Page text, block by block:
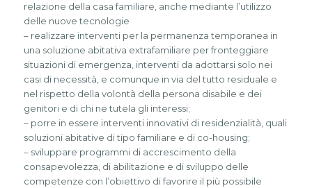
relazione della casa familiare, anche mediante l’utilizzo
delle nuove tecnologie
– realizzare interventi per la permanenza temporanea in
una soluzione abitativa extrafamiliare per fronteggiare
situazioni di emergenza, interventi da adottarsi solo nei
casi di necessità, e comunque in via del tutto residuale e
nel rispetto della volontà della persona disabile e dei
genitori e di chi ne tutela gli interessi;
– porre in essere interventi innovativi di residenzialità, quali
soluzioni abitative di tipo familiare e di co-housing;
– sviluppare programmi di accrescimento della
consapevolezza, di abilitazione e di sviluppo delle
competenze con l’obiettivo di favorire il più possibile